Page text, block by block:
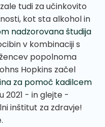
tudi za učinkovito
kot sta alkohol in
nadzorovana študija
v kombinaciji s
popolnoma
Hopkins začel
za pomoč kadilcem
2021 - in glejte -
inštitut za zdravje!